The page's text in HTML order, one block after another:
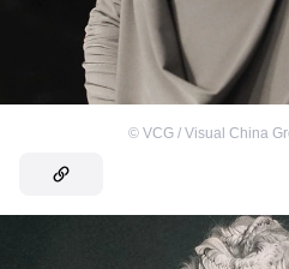
© VCG / Visual China